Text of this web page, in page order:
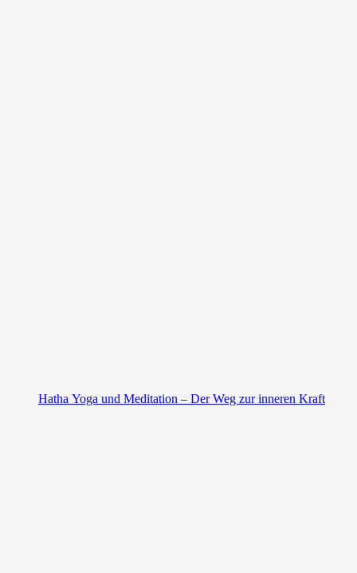
Hatha Yoga und Meditation – Der Weg zur inneren Kraft